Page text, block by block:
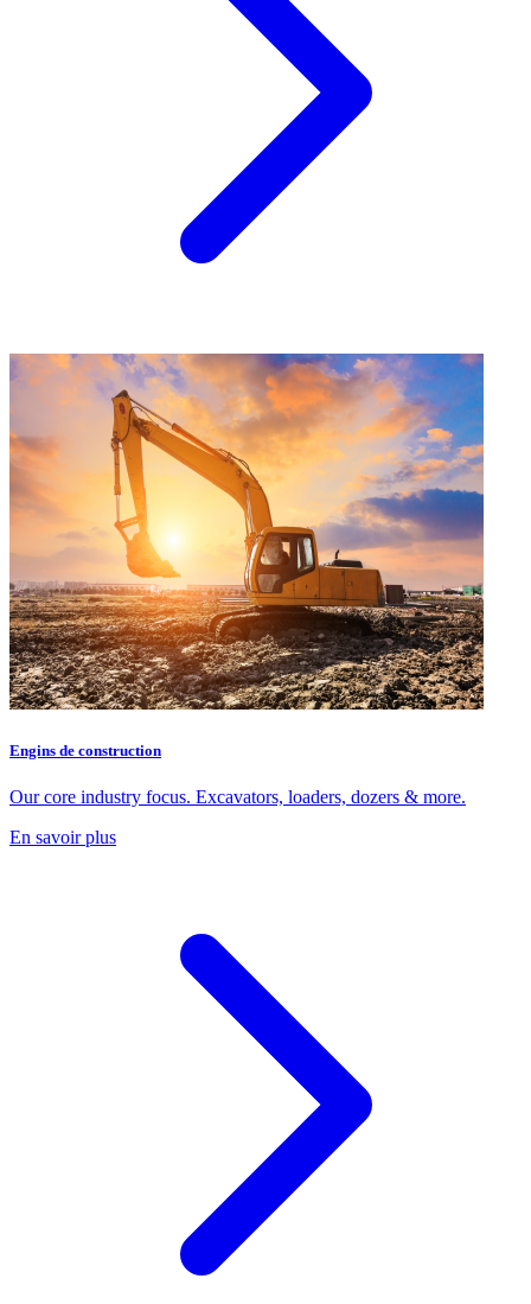
Engins de construction
Our core industry focus. Excavators, loaders, dozers & more.
En savoir plus